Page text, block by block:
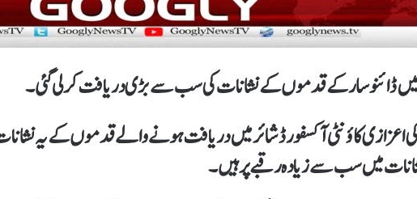
میں ڈائنوسار کے قدموں کے نشانات کی سب سے بڑی دریافت کر لی گئی۔
کی اعزازی کاؤنٹی آکسفورڈ شائر میں دریافت ہونے والے قدموں کے یہ
میں سب سے زیادہ رقبے پر ہیں۔